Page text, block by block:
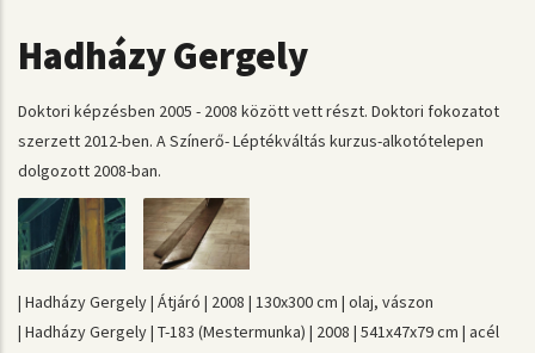
Hadházy Gergely
Doktori képzésben 2005 - 2008 között vett részt. Doktori fokozatot
szerzett 2012-ben. A Színerő- Léptékváltás kurzus-alkotótelepen
dolgozott 2008-ban.
| Hadházy Gergely | Átjáró | 2008 | 130x300 cm | olaj, vászon
| Hadházy Gergely | T-183 (Mestermunka) | 2008 | 541x47x79 cm | acél